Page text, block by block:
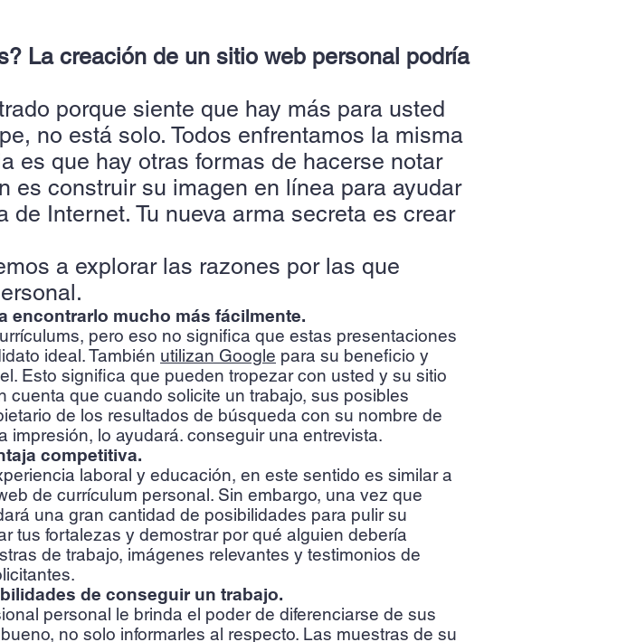
La creación de un sitio web personal podría
porque siente que hay más para usted
no está solo. Todos enfrentamos la misma
es que hay otras formas de hacerse notar
es construir su imagen en línea para ayudar
Internet. Tu nueva arma secreta es crear
a explorar las razones por las que
encontrarlo mucho más fácilmente.
pero eso no significa que estas presentaciones
ideal. También utilizan Google para su beneficio y
Esto significa que pueden tropezar con usted y su sitio
cuenta que cuando solicite un trabajo, sus posibles
de los resultados de búsqueda con su nombre de
lo ayudará. conseguir una entrevista.
competitiva.
laboral y educación, en este sentido es similar a
de currículum personal. Sin embargo, una vez que
una gran cantidad de posibilidades para pulir su
tus fortalezas y demostrar por qué alguien debería
de trabajo, imágenes relevantes y testimonios de
de conseguir un trabajo.
personal le brinda el poder de diferenciarse de sus
no solo informarles al respecto. Las muestras de su